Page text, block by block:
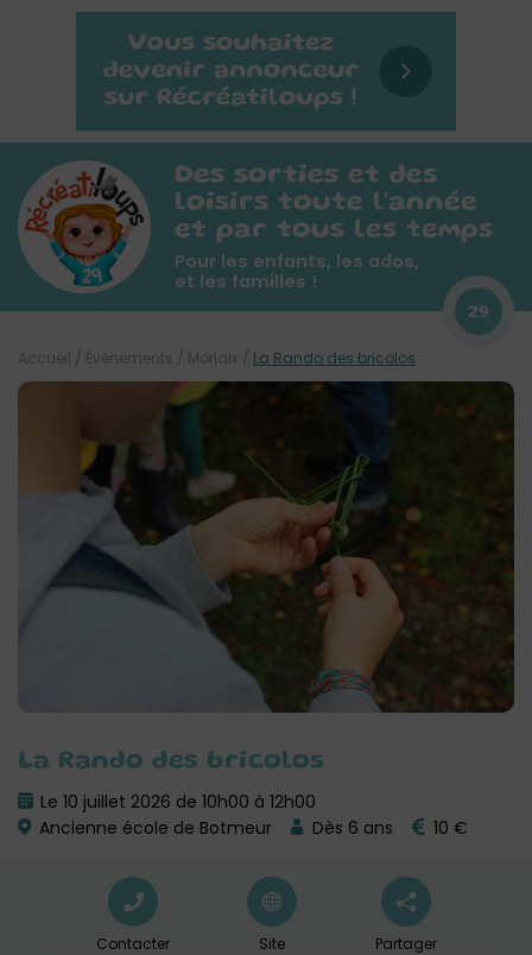
Des sorties et des
loisirs toute l'année
et par tous les temps
Pour les enfants, les ados,
et les familles !
29
La Rando des bricolos
Le 10 juillet 2026 de 10h00 à 12h00
Ancienne école de Botmeur
Dès 6 ans 10 €
Accueil / Évènements / Morlaix / La Rando des bricolos
Contacter Site Partager